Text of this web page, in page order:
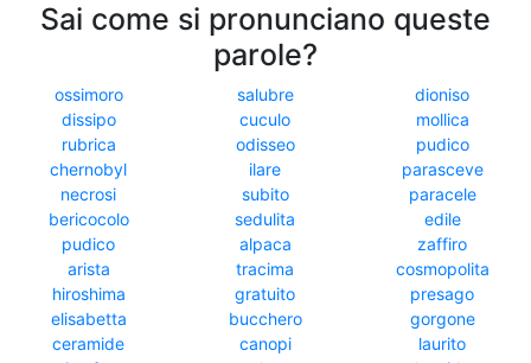
Sai come si pronunciano queste
parole?
ossimoro salubre
dioniso
dissipo
cuculo
mollica
rubrica
odisseo
pudico
chernobyl
ilare
parasceve
necrosi
subito
paracele
bericocolo
sedulita
edile
pudico
alpaca
zaffiro
arista
tracima
cosmopolita
hiroshima
gratuito
presago
elisabetta
bucchero
gorgone
ceramide
canopi
laurito